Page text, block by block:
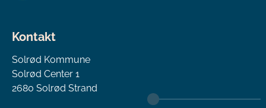
Kontakt
Solrød Kommune
Solrød Center 1
2680 Solrød Strand